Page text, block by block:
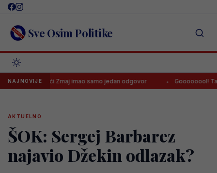
Skip
content Sve Osim Politike
NAJNOVIJE
budući Zmaj imao samo jedan odgovor Goooooool! Tabaković
AKTUELNO
ŠOK: Sergej Barbarez
najavio Džekin odlazak?